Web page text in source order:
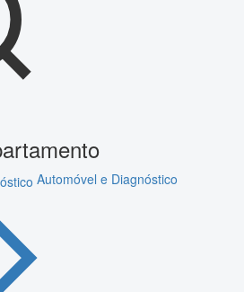
Automóvel e Diagnóstico